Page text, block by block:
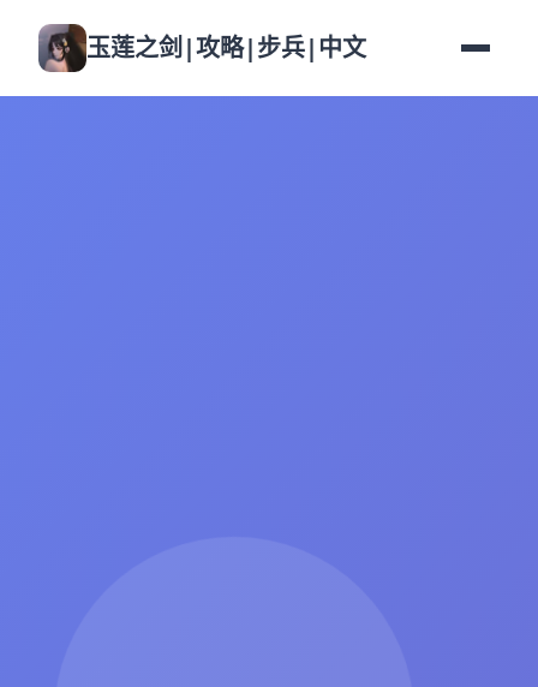
玉莲之剑|攻略|步兵|中文